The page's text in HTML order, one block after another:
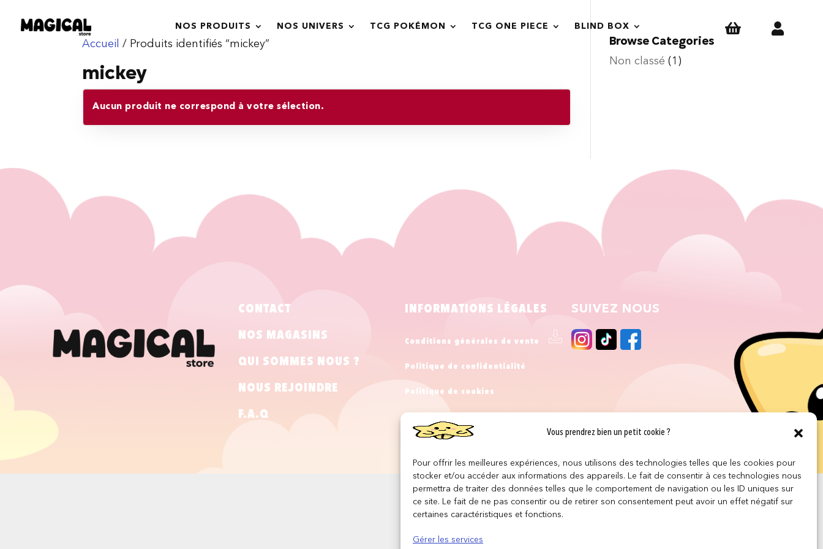
Vous prendrez bien un petit cookie ?
Pour offrir les meilleures expériences, nous utilisons des technologies telles que les cookies pour
stocker et/ou accéder aux informations des appareils. Le fait de consentir à ces technologies nous
permettra de traiter des données telles que le comportement de navigation ou les ID uniques sur
ce site. Le fait de ne pas consentir ou de retirer son consentement peut avoir un effet négatif sur
certaines caractéristiques et fonctions.
Gérer les services
NOS PRODUITS NOS UNIVERS TCG POKÉMON TCG ONE PIECE BLIND BOX  
Accueil / Produits identifiés “mickey”
mickey
Aucun produit ne correspond à votre sélection.
Browse Categories
Non classé (1)
CONTACT
NOS MAGASINS
QUI SOMMES NOUS ?
NOUS REJOINDRE
F.A.Q
INFORMATIONS LÉGALES
Conditions générales de vente
Politique de confidentialité
Politique de cookies
SUIVEZ NOUS